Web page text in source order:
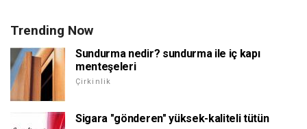
Trending Now
Sundurma nedir? sundurma ile iç kapı
menteşeleri
Çirkinlik
Sigara "gönderen" yüksek-kaliteli tütün